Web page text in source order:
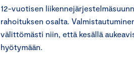
12-vuotisen
rahoituksen osalta.
välittömästi niin, että kesällä
hyötymään.